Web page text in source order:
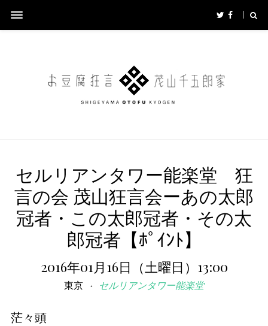
セルリアンタワー能楽堂 狂
言の会 茂山狂言会ーあの太郎
冠者・この太郎冠者・その太
郎冠者【ﾎﾟｲﾝﾄ】
2016年01月16日（土曜日）13:00
東京 セルリアンタワー能楽堂
茫々頭